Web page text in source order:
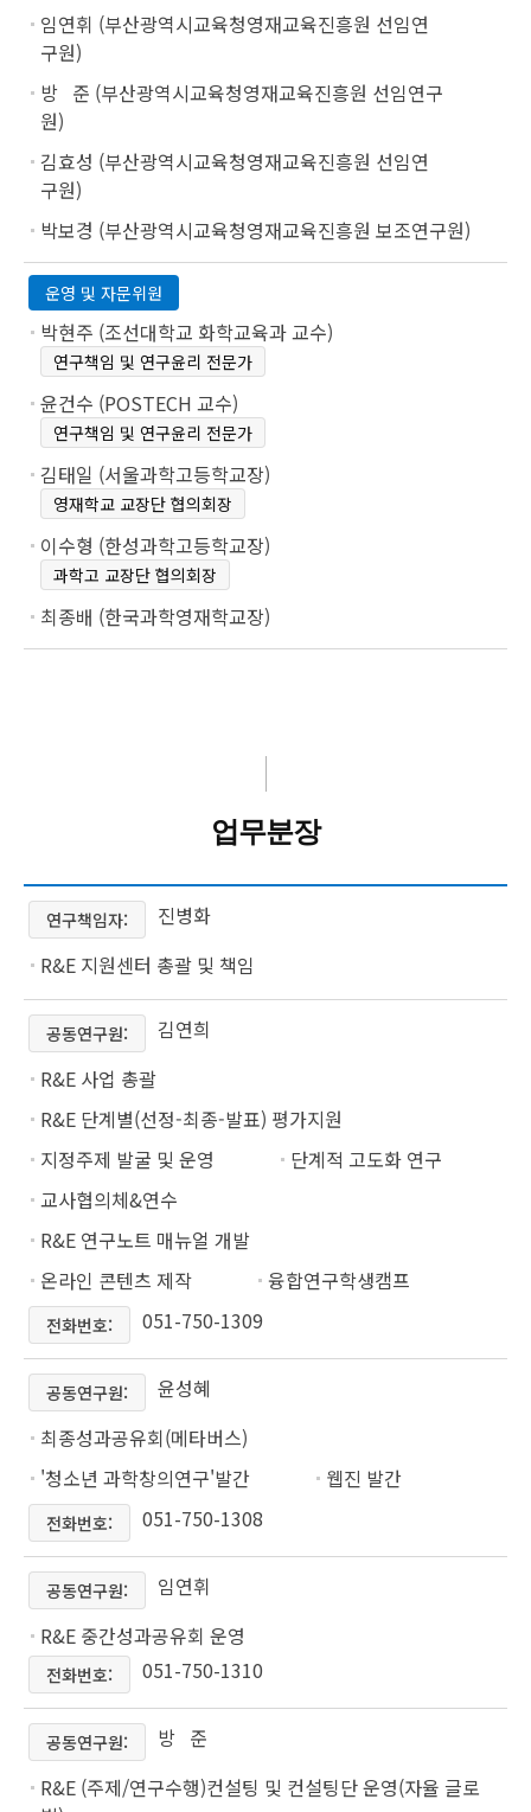
임연휘 (부산광역시교육청영재교육진흥원 선임연
구원)
방 준 (부산광역시교육청영재교육진흥원 선임연구
원)
김효성 (부산광역시교육청영재교육진흥원 선임연
구원)
박보경 (부산광역시교육청영재교육진흥원 보조연구원)
운영 및 자문위원
박현주 (조선대학교 화학교육과 교수)
연구책임 및 연구윤리 전문가
윤건수 (POSTECH 교수)
연구책임 및 연구윤리 전문가
김태일 (서울과학고등학교장)
영재학교 교장단 협의회장
이수형 (한성과학고등학교장)
과학고 교장단 협의회장
최종배 (한국과학영재학교장)
업무분장
연구책임자:
진병화
R&E 지원센터 총괄 및 책임
공동연구원:
김연희
R&E 사업 총괄
R&E 단계별(선정-최종-발표) 평가지원
지정주제 발굴 및 운영
단계적 고도화 연구
교사협의체&연수
R&E 연구노트 매뉴얼 개발
온라인 콘텐츠 제작
융합연구학생캠프
전화번호: 051-750-1309
공동연구원:
윤성혜
최종성과공유회(메타버스)
'청소년 과학창의연구'발간
웹진 발간
전화번호: 051-750-1308
공동연구원:
임연휘
R&E 중간성과공유회 운영
전화번호: 051-750-1310
공동연구원:
방 준
R&E (주제/연구수행)컨설팅 및 컨설팅단 운영(자율 글로